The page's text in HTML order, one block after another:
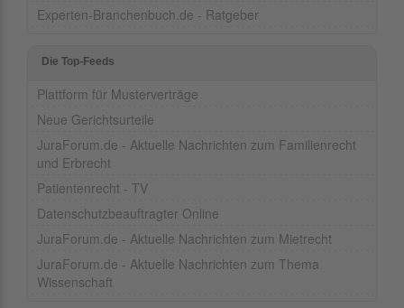
Experten-Branchenbuch.de - Ratgeber
Die Top-Feeds
Plattform für Musterverträge
Neue Gerichtsurteile
JuraForum.de - Aktuelle Nachrichten zum Familienrecht
und Erbrecht
Patientenrecht - TV
Datenschutzbeauftragter Online
JuraForum.de - Aktuelle Nachrichten zum Mietrecht
JuraForum.de - Aktuelle Nachrichten zum Thema
Wissenschaft